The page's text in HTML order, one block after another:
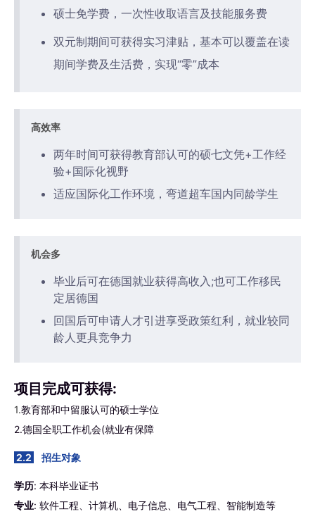
硕士免学费，一次性收取语言及技能服务费
双元制期间可获得实习津贴，基本可以覆盖在读
期间学费及生活费，实现“零”成本
高效率
两年时间可获得教育部认可的硕七文凭+工作经
验+国际化视野
适应国际化工作环境，弯道超车国内同龄学生
机会多
毕业后可在德国就业获得高收入;也可工作移民
定居德国
回国后可申请人才引进享受政策红利，就业较同
龄人更具竞争力
项目完成可获得:
1.教育部和中留服认可的硕士学位
2.德国全职工作机会(就业有保障
2.2 招生对象
学历: 本科毕业证书
专业: 软件工程、计算机、电子信息、电气工程、智能制造等